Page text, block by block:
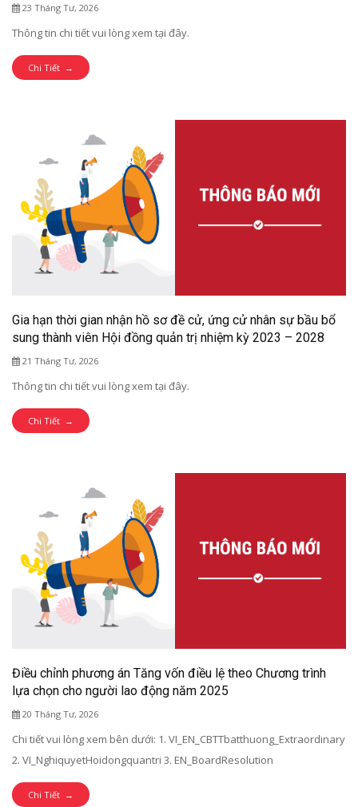
23 Tháng Tư, 2026
Thông tin chi tiết vui lòng xem tại đây.
Chi Tiết →
Gia hạn thời gian nhận hồ sơ đề cử, ứng cử nhân sự bầu bổ
sung thành viên Hội đồng quản trị nhiệm kỳ 2023 – 2028
21 Tháng Tư, 2026
Thông tin chi tiết vui lòng xem tại đây.
Chi Tiết →
Điều chỉnh phương án Tăng vốn điều lệ theo Chương trình
lựa chọn cho người lao động năm 2025
20 Tháng Tư, 2026
Chi tiết vui lòng xem bên dưới: 1. VI_EN_CBTTbatthuong_Extraordinary
2. VI_NghiquyetHoidongquantri 3. EN_BoardResolution
Chi Tiết →